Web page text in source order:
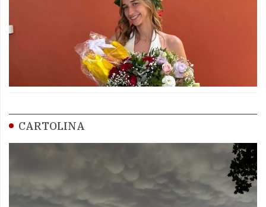
CARTOLINA